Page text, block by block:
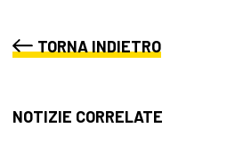
TORNA INDIETRO
NOTIZIE CORRELATE